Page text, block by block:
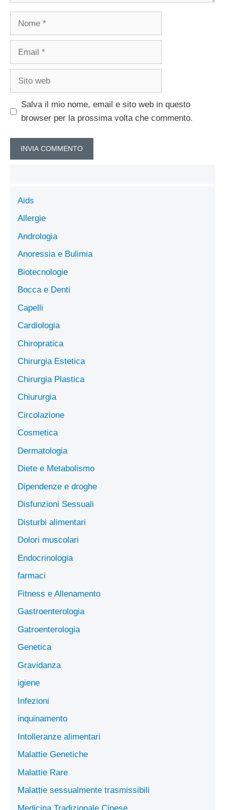
Nome
Email
Sito
Salva il mio nome, email e sito web in questo
browser per la prossima volta che commento.
Aids
Allergie
Andrologia
Anoressia e Bulimia
Biotecnologie
Bocca e Denti
Capelli
Cardiologia
Chiropratica
Chirurgia Estetica
Chirurgia Plastica
Chiururgia
Circolazione
Cosmetica
Dermatologia
Diete e Metabolismo
Dipendenze e droghe
Disfunzioni Sessuali
Disturbi alimentari
Dolori muscolari
Endocrinologia
farmaci
Fitness e Allenamento
Gastroenterologia
Gatroenterologia
Genetica
Gravidanza
igiene
Infezioni
inquinamento
Intolleranze alimentari
Malattie Genetiche
Malattie Rare
Malattie sessualmente trasmissibili
Medicina Tradizionale Cinese